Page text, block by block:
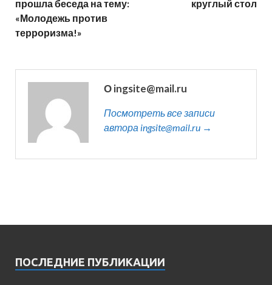
прошла беседа на тему:
«Молодежь против
терроризма!»
круглый стол
О ingsite@mail.ru
Посмотреть все записи
автора ingsite@mail.ru →
ПОСЛЕДНИЕ ПУБЛИКАЦИИ